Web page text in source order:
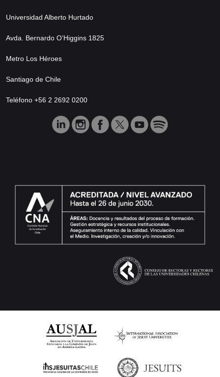
Universidad Alberto Hurtado
Avda. Bernardo O’Higgins 1825
Metro Los Héroes
Santiago de Chile
Teléfono +56 2 2692 0200